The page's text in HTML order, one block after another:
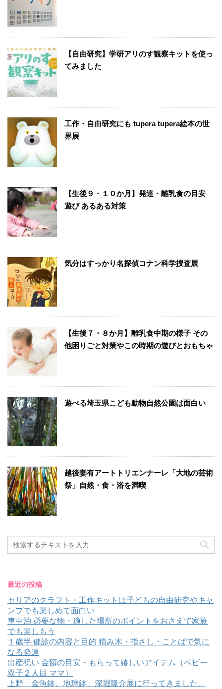
【自由研究】学研アリのす観察キットを使っ
てみました
工作・自由研究にも tupera tupera絵本の世
界展
【生後９・１０か月】発達・離乳食の目安
遊び あるある対策
気分はすっかり名探偵コナン科学捜査展
【生後７・８か月】離乳食中期の様子 その
他困りごと対策やこの時期の遊びとおもちゃ
遊べる埼玉県こども動物自然公園は面白い
越後妻有アートトリエンナーレ「大地の芸術
祭」自然・食・浴を満喫
最近の投稿
セリアのクラフト・工作キットは子どもの自由研究やキャ
ンプでも楽しめて面白い
車中泊 必要な物・適した場所のポイントをおさえて家族
でも楽しもう
１歳半 健診の内容と目的 積み木・指さし・ことばで気に
なる発達
出産祝い 金額の目安・もらって嬉しいアイテム（ベビー
双子２人目 ママ）
上野「金魚鉢、地球鉢」深堀隆介展に行ってきました。